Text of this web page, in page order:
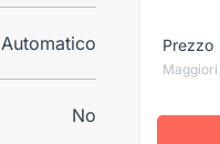
Automatico
No
Prezzo